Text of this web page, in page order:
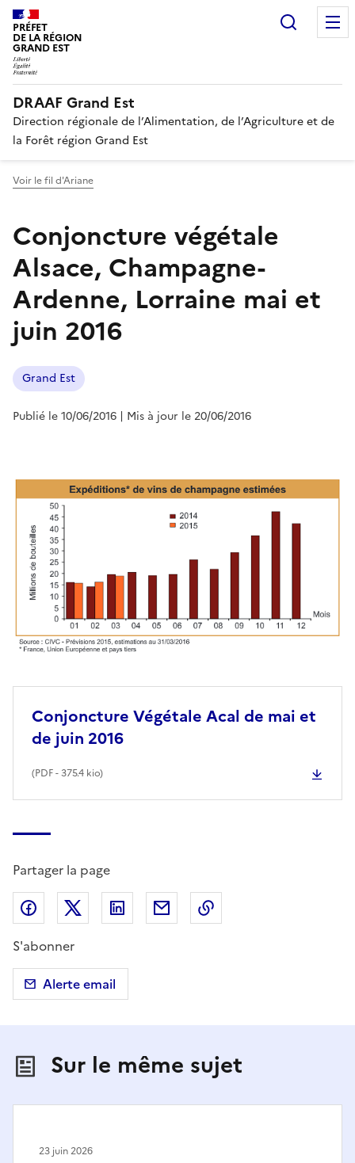
PRÉFET
DE LA RÉGION
GRAND EST
DRAAF Grand Est
Direction régionale de l’Alimentation, de l’Agriculture et de
la Forêt région Grand Est
Voir le fil d'Ariane
Conjoncture végétale
Alsace, Champagne-
Ardenne, Lorraine mai et
juin 2016
Grand Est
Publié le 10/06/2016 | Mis à jour le 20/06/2016
Conjoncture Végétale Acal de mai et
de juin 2016
(PDF- 375.4 kio)
Partager la page
Partager sur Facebook
Partager sur X (anciennement Twitter)
Partager sur LinkedIn
Partager par email
S'abonner
Alerte email
Sur le même sujet
23 juin 2026